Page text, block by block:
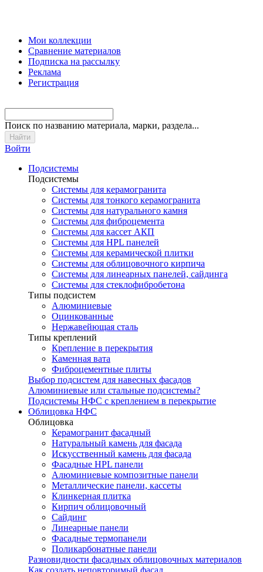
Мои коллекции
Сравнение материалов
Подписка на рассылку
Реклама
Регистрация
Поиск по названию материала, марки, раздела...
Войти
Подсистемы
Подсистемы
Системы для керамогранита
Системы для тонкого керамогранита
Системы для натурального камня
Системы для фиброцемента
Системы для кассет АКП
Системы для HPL панелей
Системы для керамической плитки
Системы для облицовочного кирпича
Системы для линеарных панелей, сайдинга
Системы для стеклофибробетона
Типы подсистем
Алюминиевые
Оцинкованные
Нержавейющая сталь
Типы креплений
Крепление в перекрытия
Каменная вата
Фиброцементные плиты
Выбор подсистем для навесных фасадов
Алюминиевые или стальные подсистемы?
Подсистемы НФС с креплением в перекрытие
Облицовка НФС
Облицовка
Керамогранит фасадный
Натуральный камень для фасада
Искусственный камень для фасада
Фасадные HPL панели
Алюминиевые композитные панели
Металлические панели, кассеты
Клинкерная плитка
Кирпич облицовочный
Сайдинг
Линеарные панели
Фасадные термопанели
Поликарбонатные панели
Разновидности фасадных облицовочных материалов
Как создать неповторимый фасад